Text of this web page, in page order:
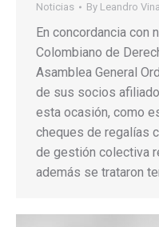
Noticias By Leandro
En concordancia con
Colombiano de
Asamblea General
de sus socios
esta ocasión, como
cheques de regalías
de gestión colectiva
además se trataron